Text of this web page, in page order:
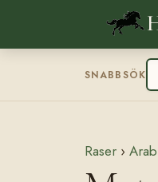
SNABBSÖK
Raser ›